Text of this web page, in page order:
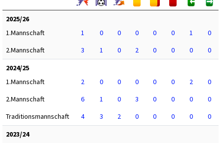
2025/26
1.Mannschaft
1 0 0 0 0 0 1
0
2.Mannschaft
3 1 0 2 0 0 0
0
2024/25
1.Mannschaft
2 0 0 0 0 0 2
0
2.Mannschaft
6 1 0 3 0 0 0
0
Traditionsmannschaft
4 3 2 0 0 0 0
0
2023/24